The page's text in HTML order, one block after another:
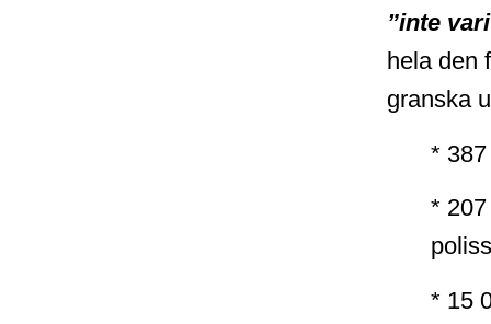
”inte
hela den
granska
*
*
* 15